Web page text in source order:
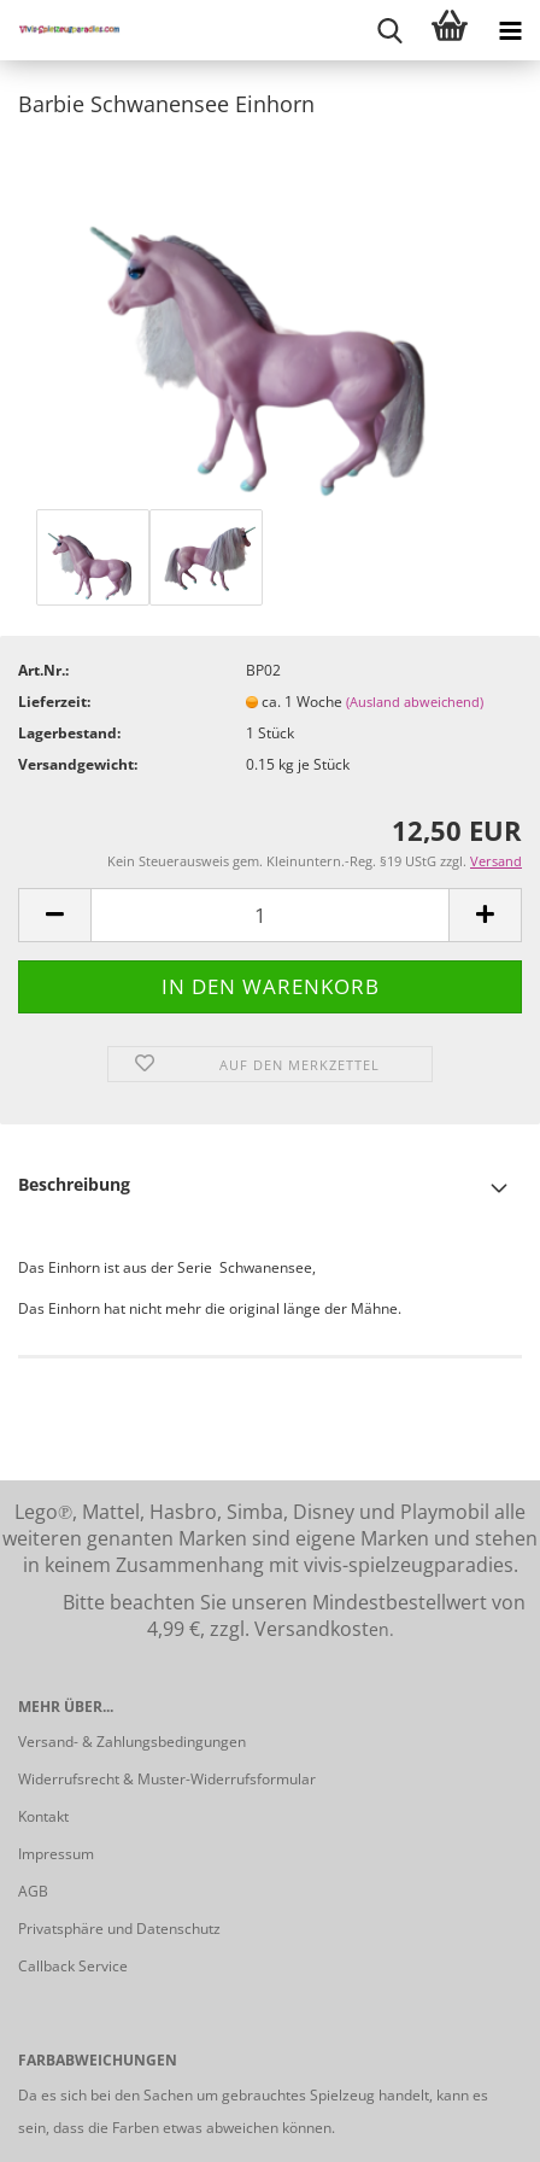
Barbie Schwanensee Einhorn
Art.Nr.:
BP02
Lieferzeit:
ca. 1 Woche(Ausland abweichend)
Lagerbestand: 1Stück
Versandgewicht:
0.15 kg je Stück
12,50 EUR
Kein Steuerausweis gem. Kleinuntern.-Reg. §19 UStG zzgl. Versand
AUF DEN MERKZETTEL
Beschreibung
Das Einhorn ist aus der Serie Schwanensee,
Das Einhorn hat nicht mehr die original länge der Mähne.
Lego℗, Mattel, Hasbro, Simba, Disney und Playmobil alle
weiteren genanten Marken sind eigene Marken und stehen
in keinem Zusammenhang mit vivis-spielzeugparadies.
Bitte beachten Sie unseren Mindestbestellwert von
4,99 €, zzgl. Versandkosten.
MEHR ÜBER...
Versand- & Zahlungsbedingungen
Widerrufsrecht & Muster-Widerrufsformular
Kontakt
Impressum
AGB
Privatsphäre und Datenschutz
Callback Service
FARBABWEICHUNGEN
Da es sich bei den Sachen um gebrauchtes Spielzeug handelt, kann es
sein, dass die Farben etwas abweichen können.